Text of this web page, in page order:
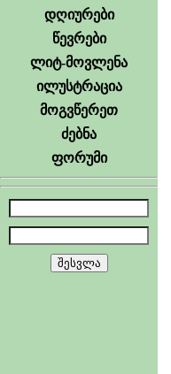
დღიურები
წევრები
ლიტ-მოვლენა
ილუსტრაცია
მოგვწერეთ
ძებნა
ფორუმი